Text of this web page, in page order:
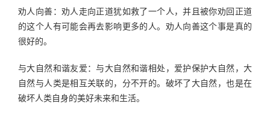
劝人向善：劝人走向正道犹如救了一个人，并且被你劝回正道
的这个人有可能会再去影响更多的人。劝人向善这个事是真的
很好的。
与大自然和谐友爱：与大自然和谐相处，爱护保护大自然，大
自然与人类是相互关联的，分不开的。破坏了大自然，也是在
破坏人类自身的美好未来和生活。